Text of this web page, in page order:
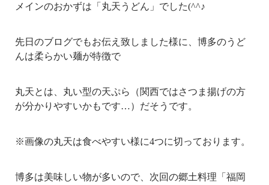
メインのおかずは「丸天うどん」でした(^^♪
先日のブログでもお伝え致しました様に、博多のうど
んは柔らかい麺が特徴で
丸天とは、丸い型の天ぷら（関西ではさつま揚げの方
が分かりやすいかもです…）だそうです。
※画像の丸天は食べやすい様に4つに切っております。
博多は美味しい物が多いので、次回の郷土料理「福岡